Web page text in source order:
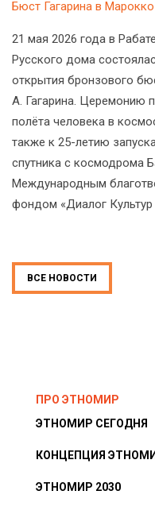
Бюст Гагарина в Марокко
21 мая 2026 года в
Русского дома
открытия бронзового
А. Гагарина. Церемонию
полёта человека в
также к 25-летию
спутника с космодрома
Международным
фондом «Диалог
ВСЕ НОВОСТИ
ПРО ЭТНОМИР
ЭТНОМИР СЕГОДНЯ
КОНЦЕПЦИЯ
ЭТНОМИР 2030